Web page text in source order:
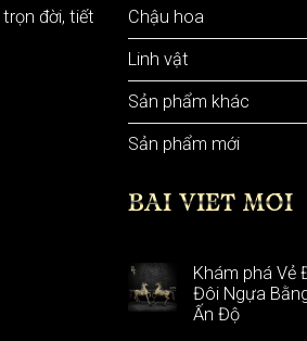
đời, tiết
Chậu hoa
Linh vật
Sản phẩm khác
Sản phẩm mới
BÀI VIẾT MỚI
Khám phá Vẻ
Đôi Ngựa
Ấn Độ